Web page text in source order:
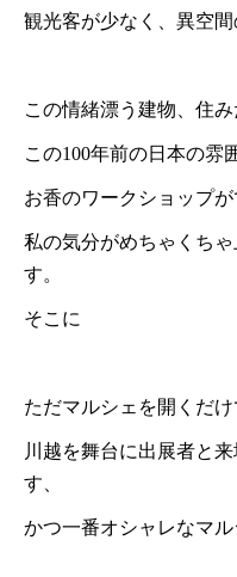
観光客が少なく、異空間
この情緒漂う建物、住み
この100年前の日本の雰
お香のワークショップが
私の気分がめちゃくち
す。
そこに
ただマルシェを開くだけ
川越を舞台に出展者と
す、
かつ一番オシャレなマル